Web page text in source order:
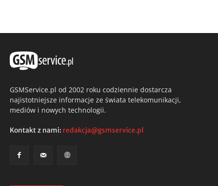
GSMService.pl od 2002 roku codziennie dostarcza
najistotniejsze informacje ze świata telekomunikacji,
mediów i nowych technologii.
Kontakt z nami: redakcja@gsmservice.pl